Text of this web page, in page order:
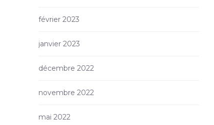
février 2023
janvier 2023
décembre 2022
novembre 2022
mai 2022